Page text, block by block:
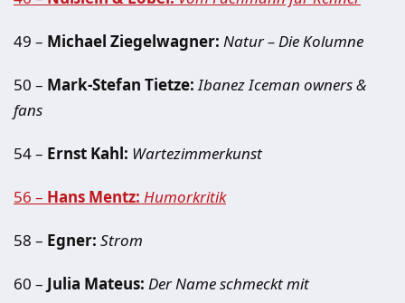
49 – Michael Ziegelwagner: Natur – Die Kolumne
50 – Mark-Stefan Tietze: Ibanez Iceman owners &
fans
54 – Ernst Kahl: Wartezimmerkunst
56 – Hans Mentz: Humorkritik
58 – Egner: Strom
60 – Julia Mateus: Der Name schmeckt mit